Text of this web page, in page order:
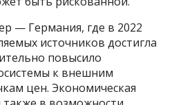
— Германия, где в 2022
источников достигла
повысило
к внешним
цен. Экономическая